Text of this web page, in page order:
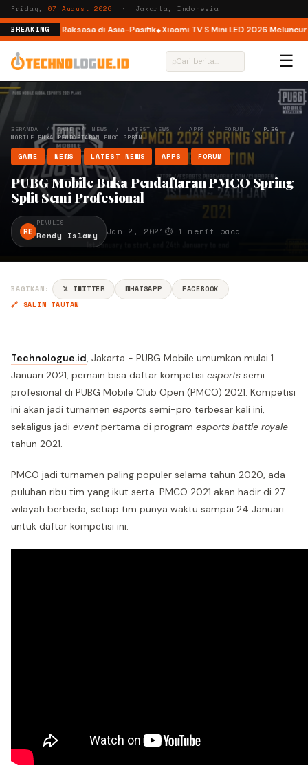
Friday, 07 August 2026 · Jakarta, Indonesia
BREAKINGAI Raksasa di Asia-Pasifik Xiaomi TV S Mini LED 2026 Meluncur di
⌕ ☰
BERANDA /GAME/NEWS / LATEST NEWS /APPS / FORUM /
PUBG
MOBILE BUKA PENDAFTARAN PMCO SPRIN…
GAME NEWS LATEST NEWS APPS FORUM
PUBG Mobile Buka Pendaftaran PMCO Spring
Split Semi Profesional
RE
PENULIS
Rendy Islamy Jan 2, 2021⏱ 1 menit baca
BAGIKAN: 𝕏 TWITTER WHATSAPP
FACEBOOK
🔗 SALIN TAUTAN
Technologue.id, Jakarta - PUBG Mobile umumkan mulai 1
Januari 2021, pemain bisa daftar kompetisi esports semi
profesional di PUBG Mobile Club Open (PMCO) 2021. Kompetisi
ini akan jadi turnamen esports semi-pro terbesar kali ini,
sekaligus jadi eventpertama di program esports battle royale
tahun 2021.
PMCO jadi turnamen paling populer selama tahun 2020, ada
puluhan ribu tim yang ikut serta. PMCO 2021 akan hadir di 27
wilayah berbeda, setiap tim punya waktu sampai 24 Januari
untuk daftar kompetisi ini.